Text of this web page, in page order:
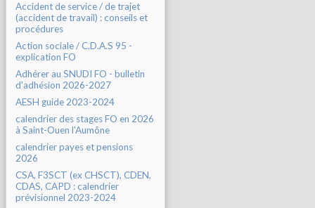
Accident de service / de trajet
(accident de travail) : conseils et
procédures
Action sociale / C.D.A.S 95 -
explication FO
Adhérer au SNUDI FO - bulletin
d'adhésion 2026-2027
AESH guide 2023-2024
calendrier des stages FO en 2026
à Saint-Ouen l'Aumône
calendrier payes et pensions
2026
CSA, F3SCT (ex CHSCT), CDEN,
CDAS, CAPD : calendrier
prévisionnel 2023-2024